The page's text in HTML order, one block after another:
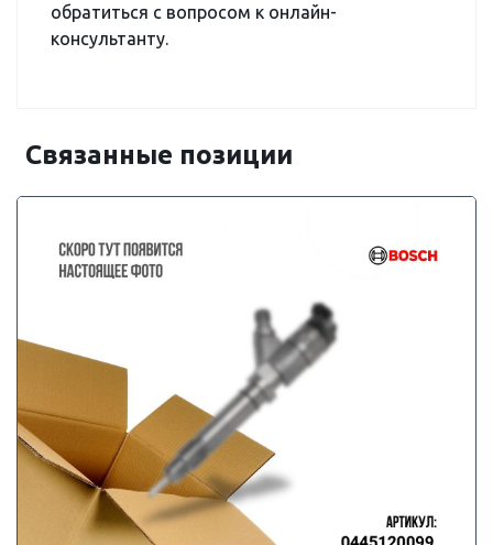
обратиться с вопросом к онлайн-
консультанту.
Связанные позиции